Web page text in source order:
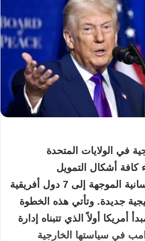
في الولايات المتحدة
كافة أشكال التمويل
والمساعدات الإنسانية الموجهة إلى 7 دول أفريقية
جديدة. وتأتي هذه الخطوة
أمريكا أولاً الذي تتبناه إدارة
في سياستها الخارجية